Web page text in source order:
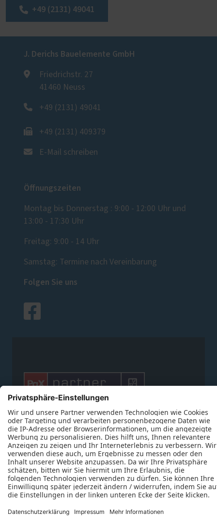
+49 (2131) 49041
J. Derichs Bauelemente GmbH
Friedrichstr. 27
41460 Neuss
+49 (2131) 49041
+49 (2131) 409379
E-Mail schreiben
Öffnungszeiten
Montag bis Donnerstag : 9:00 - 12:00 Uhr und
13:00 - 17:30 Uhr
Freitag: 9:00 - 14 Uhr
Samstag: Termine nach Vereinbarung
Folgen Sie uns
   
   
